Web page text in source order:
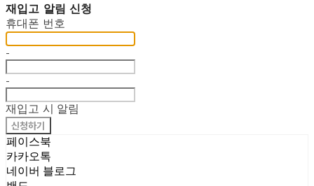
재입고 알림 신청
휴대폰 번호
-
-
재입고 시 알림
신청하기
페이스북
카카오톡
네이버 블로그